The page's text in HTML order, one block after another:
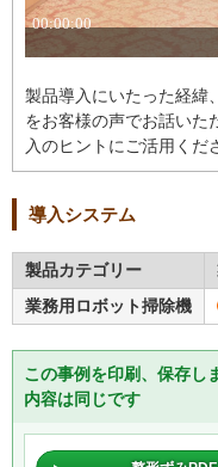
製品導入にいたった経緯
をお客様の声でお話いた
入のヒントにご活用くだ
導入システム
製品カテゴリー
業務用ロボット掃除機
この事例を印刷、保存し
内容は同じです